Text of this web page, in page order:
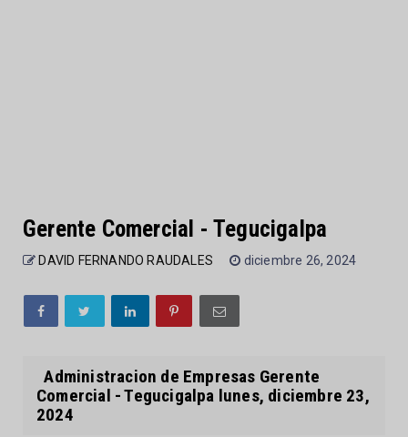
Gerente Comercial - Tegucigalpa
DAVID FERNANDO RAUDALES diciembre 26, 2024
Administracion de Empresas Gerente
Comercial - Tegucigalpa lunes, diciembre 23,
2024